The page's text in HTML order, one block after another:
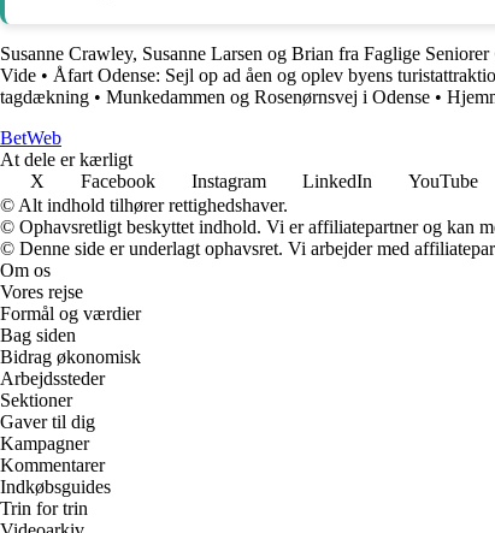
Susanne Crawley, Susanne Larsen og Brian fra Faglige Seniorer
Vide • Åfart Odense: Sejl op ad åen og oplev byens
tagdækning • Munkedammen og Rosenørnsvej i Odense •
BetWeb
At dele er kærligt
X
Facebook Instagram LinkedIn YouTube
© Alt indhold tilhører rettighedshaver.
© Ophavsretligt beskyttet indhold. Vi er affiliatepartner og kan
© Denne side er underlagt ophavsret. Vi arbejder med
Om os
Vores rejse
Formål og værdier
Bag siden
Bidrag økonomisk
Arbejdssteder
Sektioner
Gaver til dig
Kampagner
Kommentarer
Indkøbsguides
Trin for trin